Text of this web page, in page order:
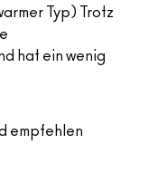
Typ) Trotz
hat ein wenig
empfehlen